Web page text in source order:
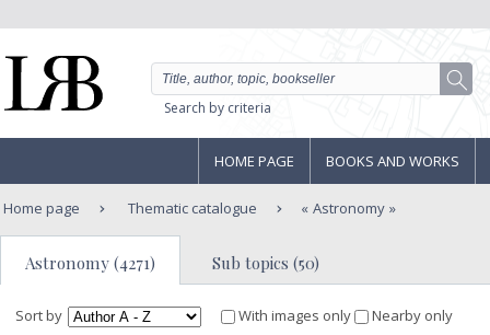
Search by criteria
HOME PAGE BOOKS AND WORKS
Home page Thematic catalogue Astronomy
Astronomy (4271) Sub topics (50)
Sort by With images only Nearby only